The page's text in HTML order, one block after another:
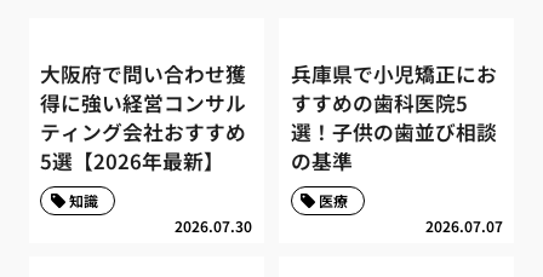
大阪府で問い合わせ獲
得に強い経営コンサル
ティング会社おすすめ
5選【2026年最新】
2026.07.30
知識
兵庫県で小児矯正にお
すすめの歯科医院5
選！子供の歯並び相談
の基準
2026.07.07
医療